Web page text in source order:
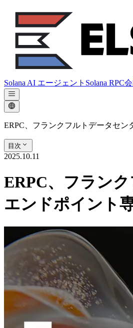
Solana AI エージェント Solana RPC
ERPC、フランクフルトデータセン
目次
2025.10.11
ERPC、フラン
エンドポイント